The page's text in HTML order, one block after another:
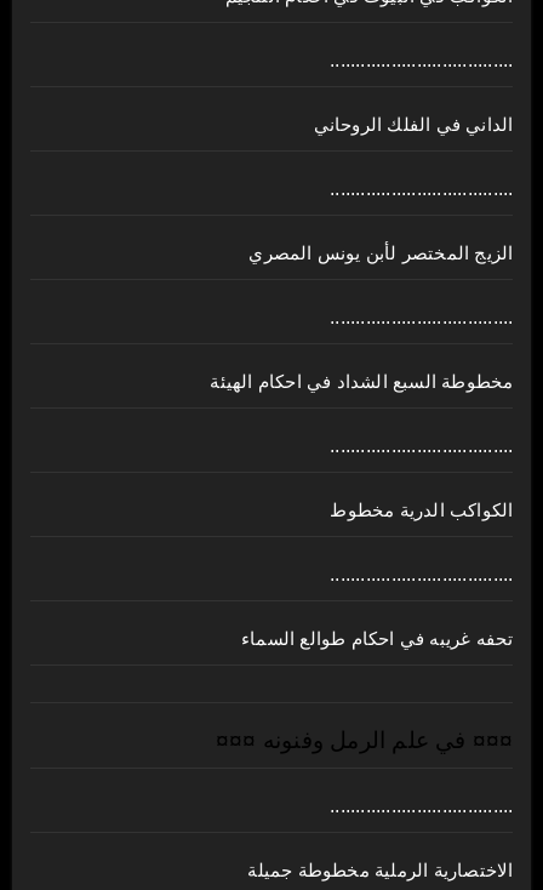
....................................
الداني في الفلك الروحاني
....................................
الزيج المختصر لأبن يونس المصري
....................................
مخطوطة السبع الشداد في احكام الهيئة
....................................
الكواكب الدرية مخطوط
....................................
تحفه غريبه في احكام طوالع السماء
¤¤¤ في علم الرمل وفنونه ¤¤¤
....................................
الاختصارية الرملية مخطوطة جميلة